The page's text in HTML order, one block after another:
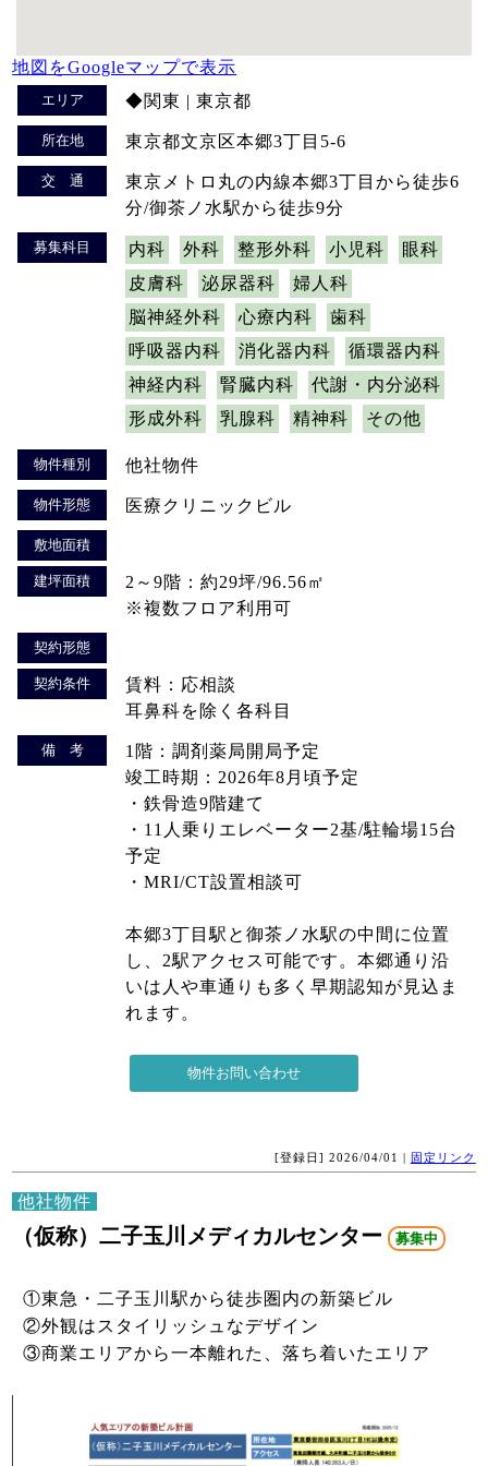
地図をGoogleマップで表示
エリア ◆関東 | 東京都
所在地 東京都文京区本郷3丁目5-6
交 通
東京メトロ丸の内線本郷3丁目から徒歩6
分/御茶ノ水駅から徒歩9分
募集科目 内科 外科 整形外科 小児科
眼科
皮膚科
泌尿器科
婦人科
脳神経外科
心療内科
歯科
呼吸器内科
消化器内科
循環器内科
神経内科
腎臓内科
代謝・内分泌科
形成外科
乳腺科 精神科 その他
物件種別 他社物件
物件形態 医療クリニックビル
敷地面積
建坪面積
2～9階：約29坪/96.56㎡
※複数フロア利用可
契約形態
契約条件
賃料：応相談
耳鼻科を除く各科目
備 考
1階：調剤薬局開局予定
竣工時期：2026年8月頃予定
・鉄骨造9階建て
・11人乗りエレベーター2基/駐輪場15台
予定
・MRI/CT設置相談可
本郷3丁目駅と御茶ノ水駅の中間に位置
し、2駅アクセス可能です。本郷通り沿
いは人や車通りも多く早期認知が見込ま
れます。
[登録日] 2026/04/01 | 固定リンク
他社物件
（仮称）二子玉川メディカルセンター 募集中
①東急・二子玉川駅から徒歩圏内の新築ビル
②外観はスタイリッシュなデザイン
③商業エリアから一本離れた、落ち着いたエリア